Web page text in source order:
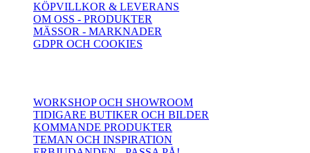
KÖPVILLKOR & LEVERANS
OM OSS - PRODUKTER
MÄSSOR - MARKNADER
GDPR OCH COOKIES
WORKSHOP OCH SHOWROOM
TIDIGARE BUTIKER OCH BILDER
KOMMANDE PRODUKTER
TEMAN OCH INSPIRATION